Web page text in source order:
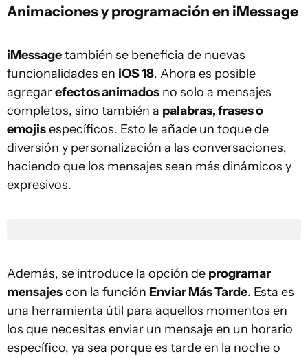
Animaciones y programación en iMessage
iMessagetambién se beneficia de nuevas
funcionalidades en iOS 18. Ahora es posible
agregarefectos animados no solo a mensajes
completos, sino también a palabras, frases o
emojisespecíficos. Esto le añade un toque de
diversión y personalización a las conversaciones,
haciendo que los mensajes sean más dinámicos y
expresivos.
Además, se introduce la opción de programar
mensajescon la función Enviar Más Tarde. Esta es
una herramienta útil para aquellos momentos en
los que necesitas enviar un mensaje en un horario
específico, ya sea porque es tarde en la noche o